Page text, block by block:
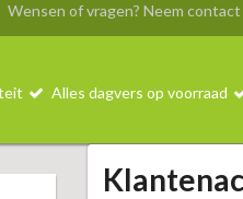
Wensen of vragen? Neem contact
Alles dagvers op voorraad